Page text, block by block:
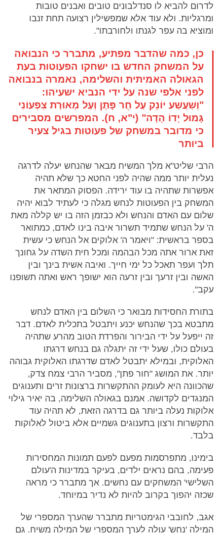
לדרום להביא לו סנדלבונים טובים ואבנים טובות
ומרגליות. ולא עוד אלא שמפשילין רצועה תחת זנבו
ומוציא בה עפר לגנתו ולחורבתו".
כן, כמה שהדבר מפתיע, מתברר כי הנבואה
על המשחק החדש בו ישחקו הפעוטות בעת
הגאולה האמיתית והשלימה, נאמרה בנבואה
לפני אלפי שנה על ידי הנביא ישעיהו:
"וְשִׁעֲשַׁע יוֹנֵק עַל חֻר פָּתֶן וְעַל מְאוּרַת צִפְעוֹנִי
גָּמוּל יָדוֹ הָדָה" (י"א, ח). המפרשים מסבירים
כי מדובר במשחק של פעוטות בגיל צעיר
ביותר
הרבי שליט"א מלך המשיח מבאר שהנחש יעלה לדרגה
נעלית יותר ממה שהיה לפני החטא כך שלא תהיה
אפשרות שתהיה בו עוד ירידה. הפסוק המתאר את
המשחק בין הפעוטות לנחש מגלה כי לעתיד לבוא יהיה
שלום עם האדם והנחש ולא כבזמן הזה בו יש קללה מאת
ה' על הנחש שתמיד תשרור איבה בינו לאדם, כמתואר
בספר בראשית: "ויאמר ה' אלוקים אל הנחש כי עשית
זאת ארור אתה מכל הבהמה ומכל חית השדה על גחונך
תלך ועפר תאכל כל ימי חייך. ואיבה אשית בינך ובין
האשה ובין זרעך ובין זרעה הוא ישופך ראש ואתה תשופנו
עקב".
בתורת החסידות מבואר כי השלום בין האדם לנחש
מתבטא בכך שהנחש יכנע ויתבטל בתכלית לאדם. דבר
זה ייפעל על ידי הבירור והפרדת הטוב מהרע שתהיה
בעולם כולו, שעל ידי זה יתגלה גם בנחש דרגתו
האלוקית, ובמילא יתבטל לאדם שדרגתו האלוקית גבוהה
יותר. את המושג "חור פתן", מסביר הרבי צמח צדק,
שהכוונה היא לעומק ההתקשרות ברצונות זרים ותענוגים
המנגדים לקדושה. אמנם בגאולה השלימה, בה יאיר גילוי
אלוקות נעלה ביותר גם בדרגה הזאת, לא תהיה עוד
התקשרות ורצון בתענוגים גשמיים אלא ביטול לאלוקות
בלבד.
בימינו, מתפרסמות מפעם לפעם תמונות המחסירות
פעימה, בהם נראים ילדים, בעיקר במדינות ה'עולם
השלישי' המשחקים עם נחשים. אך מתברר כי מראה
שכזה יהפוך בקרוב להיות לא נדיר במיוחד.
אגב, לחובבי הגימטריות מתברר שהערך המספרי של
המילה 'נחש' עולה לערך המספרי של המילה משיח. גם